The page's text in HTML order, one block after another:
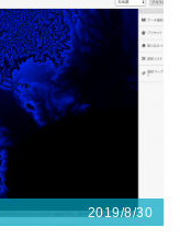
2019/8/30